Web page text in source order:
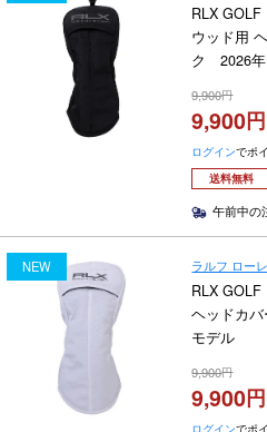
RLX
ウッド用
ク 2026年
9,900
9,900
ログインでポ
送料無料
午前中の
NEW ラルフ ロー
RLX
ヘッドカ
モデル
9,900
9,900
ログインでポ